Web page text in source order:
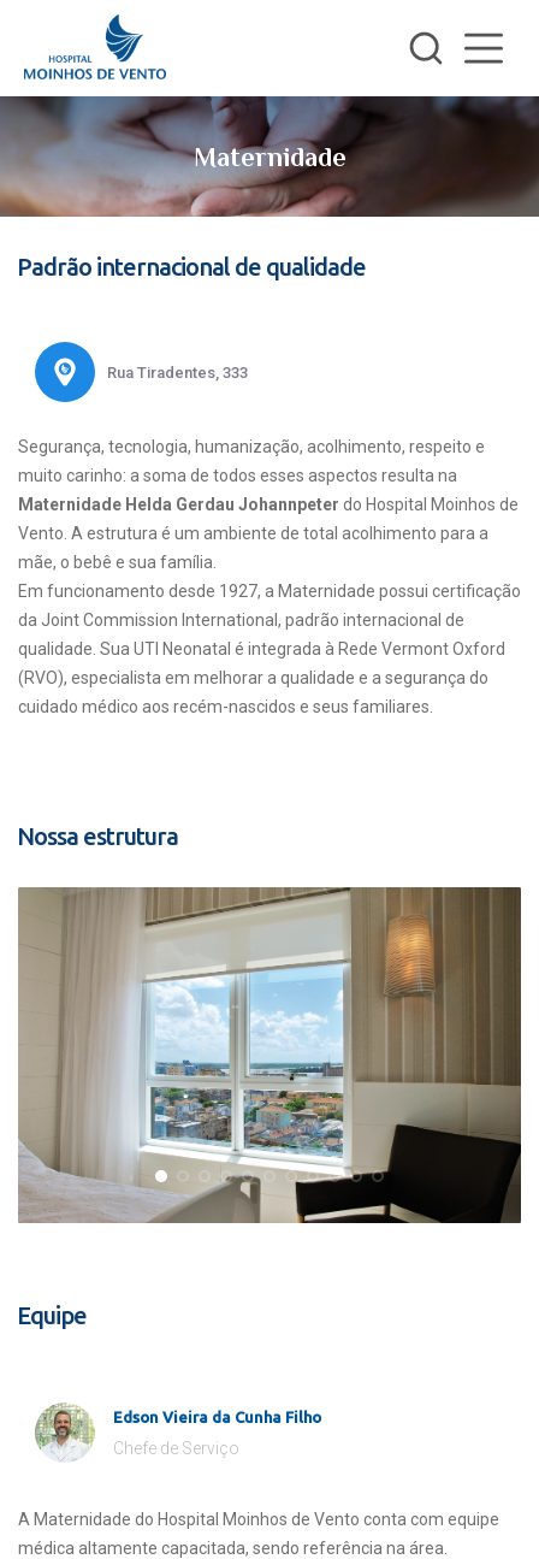
Maternidade
Padrão internacional de qualidade
Rua Tiradentes, 333
Segurança, tecnologia, humanização, acolhimento, respeito e
muito carinho: a soma de todos esses aspectos resulta na
Maternidade Helda Gerdau Johannpeter do Hospital Moinhos de
Vento. A estrutura é um ambiente de total acolhimento para a
mãe, o bebê e sua família.
Em funcionamento desde 1927, a Maternidade possui certificação
da Joint Commission International, padrão internacional de
qualidade. Sua UTI Neonatal é integrada à Rede Vermont Oxford
(RVO), especialista em melhorar a qualidade e a segurança do
cuidado médico aos recém-nascidos e seus familiares.
Nossa estrutura
Equipe
Edson Vieira da Cunha Filho
Chefe de Serviço
A Maternidade do Hospital Moinhos de Vento conta com equipe
médica altamente capacitada, sendo referência na área.